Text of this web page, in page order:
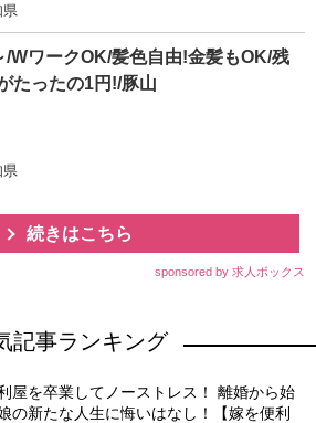
/WワークOK/髪色自由!金髪もOK/残
たったの1円!/豚山
続きはこちら
sponsored by 求人ボックス
記事ランキング
屋を卒業してノーストレス！ 離婚から始
の新たな人生に悔いはなし！【嫁を便利